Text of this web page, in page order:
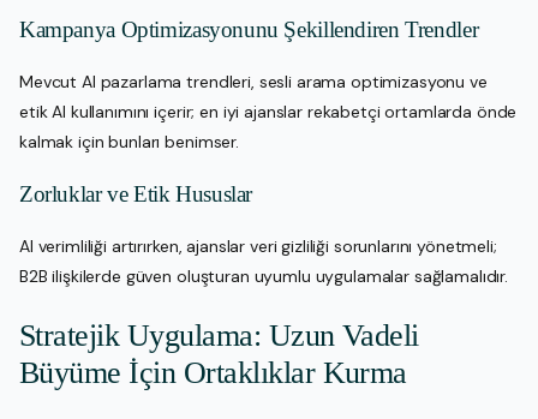
Kampanya Optimizasyonunu Şekillendiren Trendler
Mevcut AI pazarlama trendleri, sesli arama optimizasyonu ve
etik AI kullanımını içerir; en iyi ajanslar rekabetçi ortamlarda önde
kalmak için bunları benimser.
Zorluklar ve Etik Hususlar
AI verimliliği artırırken, ajanslar veri gizliliği sorunlarını yönetmeli;
B2B ilişkilerde güven oluşturan uyumlu uygulamalar sağlamalıdır.
Stratejik Uygulama: Uzun Vadeli
Büyüme İçin Ortaklıklar Kurma